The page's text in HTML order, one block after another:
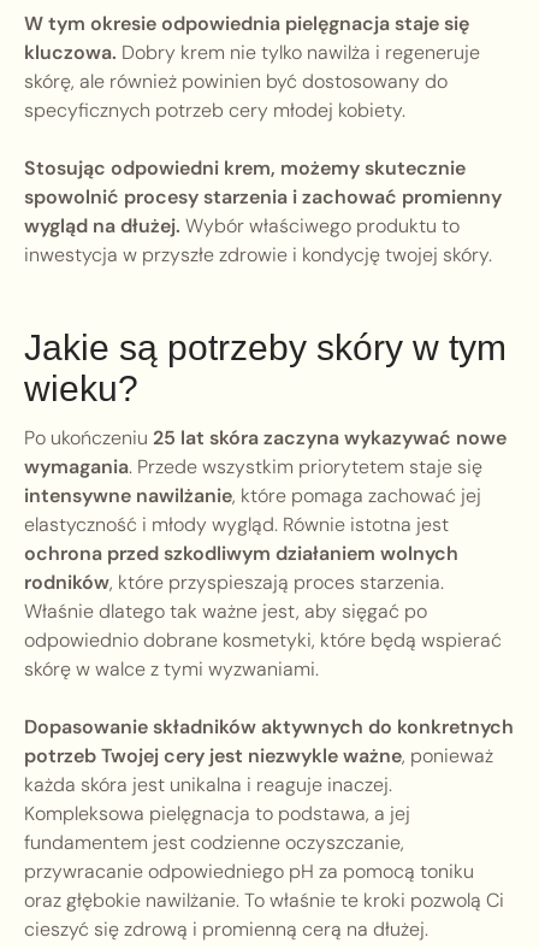
W tym okresie odpowiednia pielęgnacja staje się
kluczowa. Dobry krem nie tylko nawilża i regeneruje
skórę, ale również powinien być dostosowany do
specyficznych potrzeb cery młodej kobiety.
Stosując odpowiedni krem, możemy skutecznie
spowolnić procesy starzenia i zachować promienny
wygląd na dłużej. Wybór właściwego produktu to
inwestycja w przyszłe zdrowie i kondycję twojej skóry.
Jakie są potrzeby skóry w tym
wieku?
Po ukończeniu 25 lat skóra zaczyna wykazywać nowe
wymagania. Przede wszystkim priorytetem staje się
intensywne nawilżanie, które pomaga zachować jej
elastyczność i młody wygląd. Równie istotna jest
ochrona przed szkodliwym działaniem wolnych
rodników, które przyspieszają proces starzenia.
Właśnie dlatego tak ważne jest, aby sięgać po
odpowiednio dobrane kosmetyki, które będą wspierać
skórę w walce z tymi wyzwaniami.
Dopasowanie składników aktywnych do konkretnych
potrzeb Twojej cery jest niezwykle ważne, ponieważ
każda skóra jest unikalna i reaguje inaczej.
Kompleksowa pielęgnacja to podstawa, a jej
fundamentem jest codzienne oczyszczanie,
przywracanie odpowiedniego pH za pomocą toniku
oraz głębokie nawilżanie. To właśnie te kroki pozwolą Ci
cieszyć się zdrową i promienną cerą na dłużej.